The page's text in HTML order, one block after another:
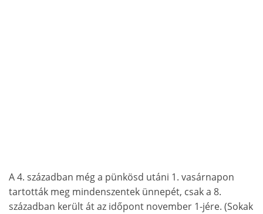
A 4. században még a pünkösd utáni 1. vasárnapon
tartották meg mindenszentek ünnepét, csak a 8.
században került át az időpont november 1-jére. (Sokak